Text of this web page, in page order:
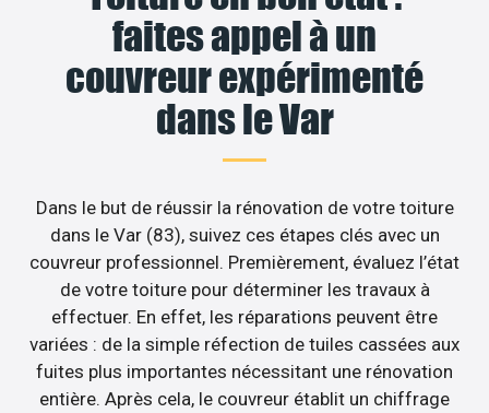
faites appel à un
couvreur expérimenté
dans le Var
Dans le but de réussir la rénovation de votre toiture
dans le Var (83), suivez ces étapes clés avec un
couvreur professionnel. Premièrement, évaluez l’état
de votre toiture pour déterminer les travaux à
effectuer. En effet, les réparations peuvent être
variées : de la simple réfection de tuiles cassées aux
fuites plus importantes nécessitant une rénovation
entière. Après cela, le couvreur établit un chiffrage